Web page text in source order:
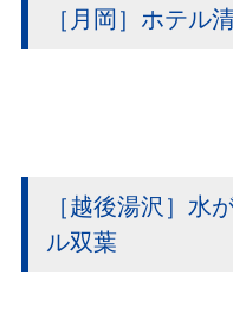
［月岡］ホテル
［越後湯沢］水
ル双葉